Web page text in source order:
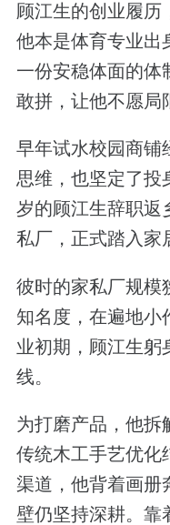
顾江生的创业履历
他本是体育专业出
一份安稳体面的体
敢拼，让他不愿局
早年试水校园商铺
思维，也坚定了投
岁的顾江生辞职返
私厂，正式踏入家
彼时的家私厂规模
知名度，在遍地小
业初期，顾江生躬
线。
为打磨产品，他拆
传统木工手艺优化
渠道，他背着画册
壁仍坚持深耕。靠